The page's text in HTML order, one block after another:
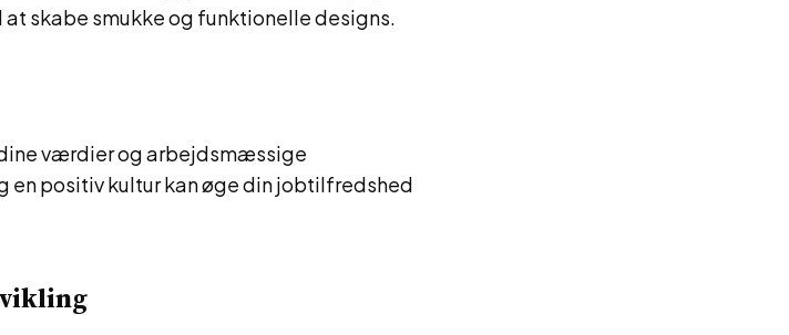
skabe smukke og funktionelle designs.
værdier og arbejdsmæssige
positiv kultur kan øge din jobtilfredshed